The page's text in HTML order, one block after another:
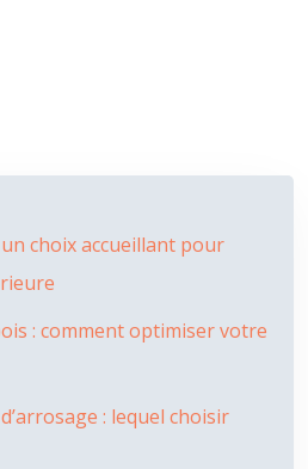
choix accueillant pour
: comment optimiser votre
: lequel choisir